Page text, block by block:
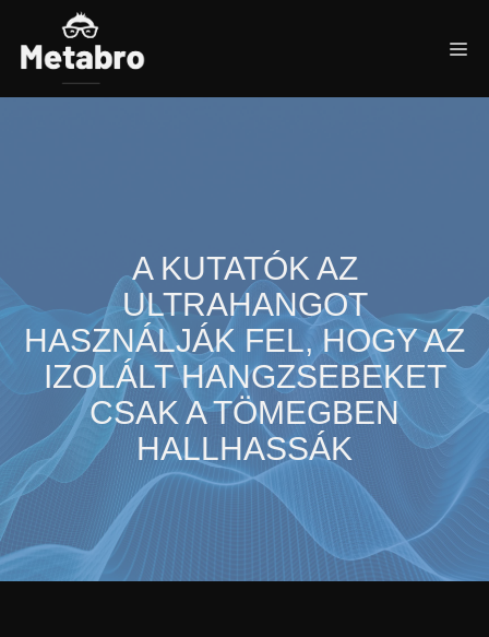
tartalomba
A KUTATÓK AZ
ULTRAHANGOT
HASZNÁLJÁK FEL, HOGY AZ
IZOLÁLT HANGZSEBEKET
CSAK A TÖMEGBEN
HALLHASSÁK